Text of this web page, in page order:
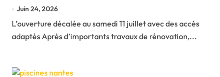
Juin 24, 2026
L’ouverture décalée au samedi 11 juillet avec des accès
adaptés Après d’importants travaux de rénovation,...